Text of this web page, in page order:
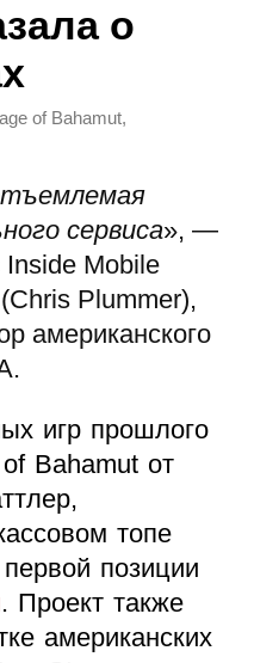
о
of Bahamut,
сервиса», —
Inside Mobile
Plummer),
американского
игр прошлого
Bahamut от
топе
позиции
. Проект также
американских